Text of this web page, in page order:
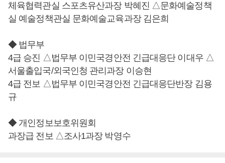
체육협력관실 스포츠유산과장 박혜진 △문화예술정책
실 예술정책관실 문화예술교육과장 김은희
◆ 법무부
4급 승진 △법무부 이민국경안전 긴급대응단 이대우 △
서울출입국/외국인청 관리과장 이승현
4급 전보 △법무부 이민국경안전 긴급대응단반장 김용
규
◆ 개인정보보호위원회
과장급 전보 △조사1과장 박영수